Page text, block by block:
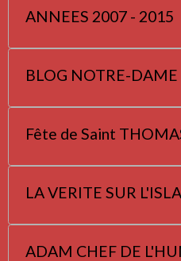
ANNEES 2007 - 2015
BLOG NOTRE-
Fête de Saint
LA VERITE SUR
ADAM CHEF DE